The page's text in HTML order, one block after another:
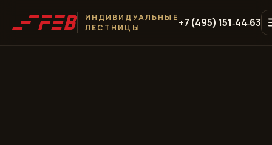
ИНДИВИДУАЛЬНЫЕ
ЛЕСТНИЦЫ
+7 (495) 151‑44‑63